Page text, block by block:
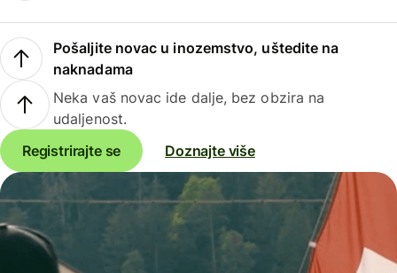
Pošaljite novac u inozemstvo, uštedite na
naknadama
Neka vaš novac ide dalje, bez obzira na
udaljenost.
Registrirajte se
Doznajte više